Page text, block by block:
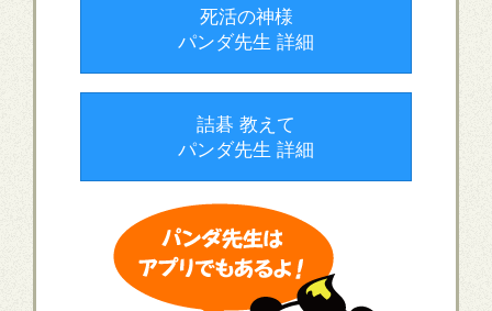
死活の神様
パンダ先生 詳細
詰碁 教えて
パンダ先生 詳細